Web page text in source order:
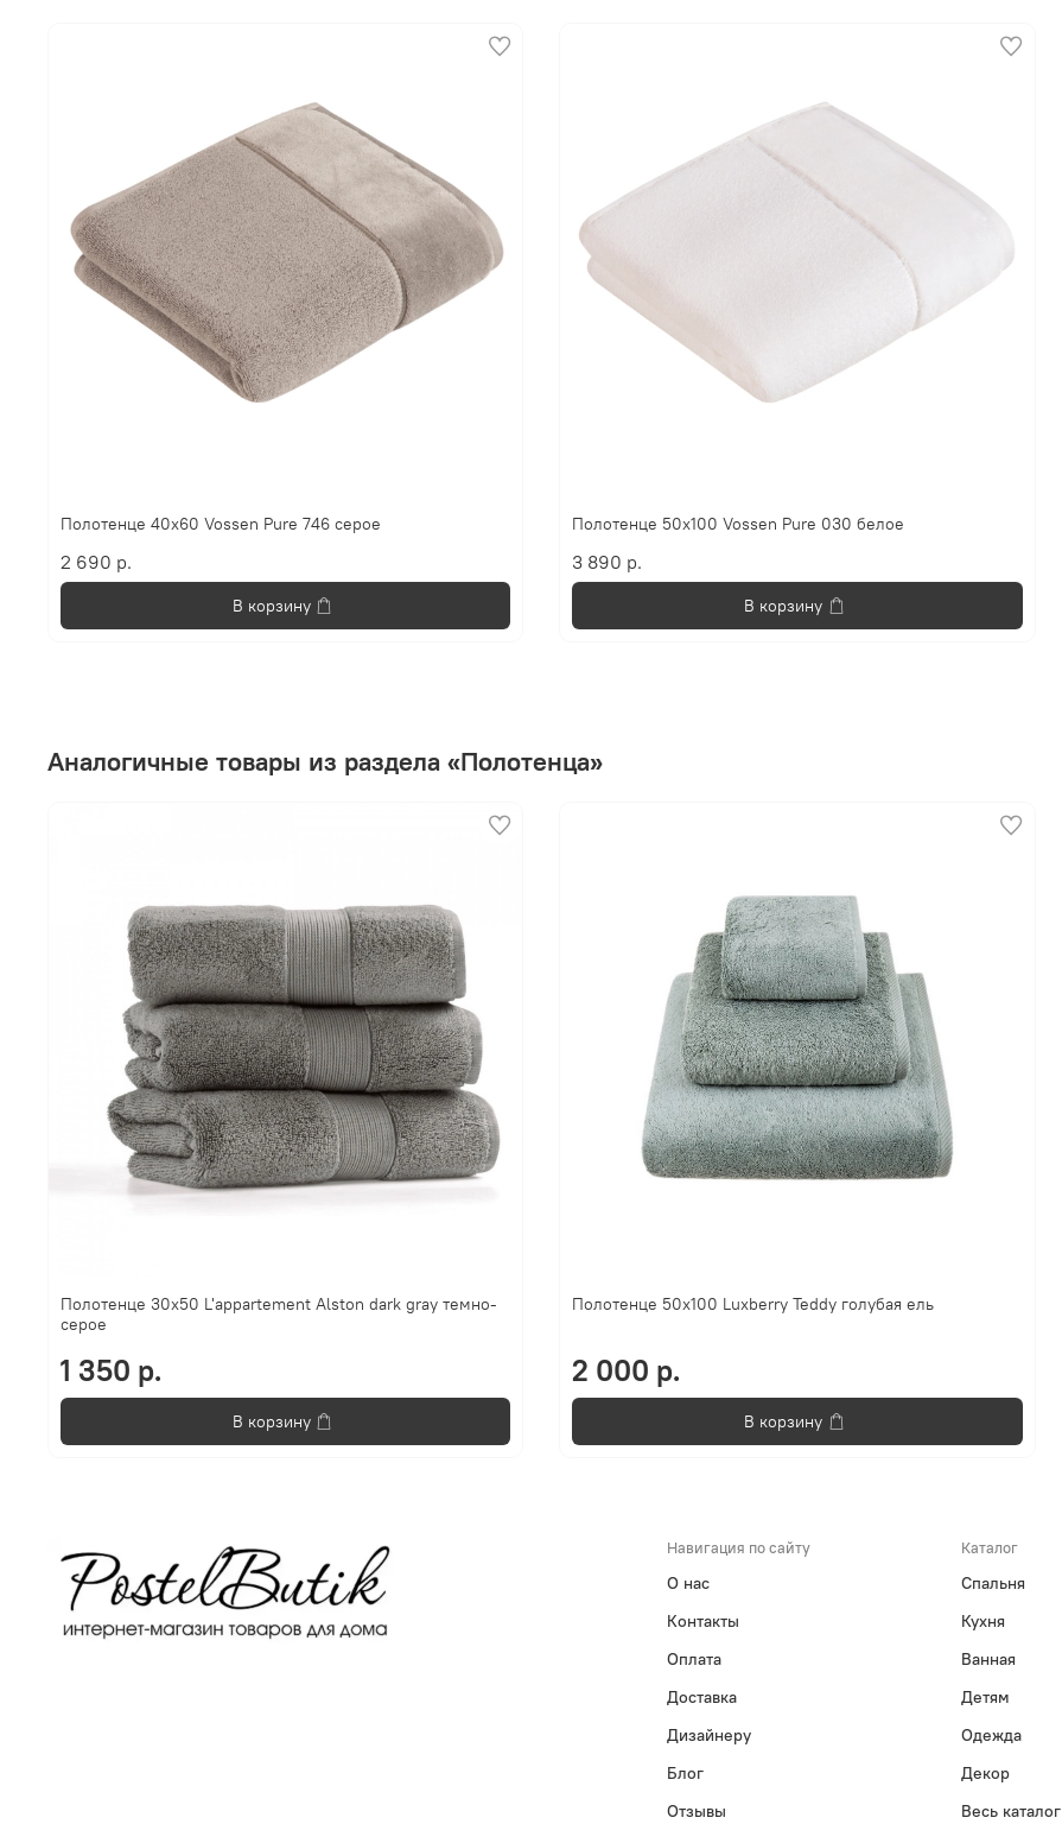
Полотенце 40х60 Vossen Pure 746 серое
2 690 р.
В корзину
Полотенце 50х100 Vossen Pure 030 белое
3 890 р.
В корзину
Аналогичные товары из раздела «Полотенца»
Полотенце 30х50 L'appartement Alston dark gray темно-
серое
1 350 р.
В корзину
Полотенце 50х100 Luxberry Teddy голубая ель
2 000 р.
В корзину
Навигация по сайту
О нас
Контакты
Оплата
Доставка
Дизайнеру
Блог
Отзывы
Каталог
Спальня
Кухня
Ванная
Детям
Одежда
Декор
Весь каталог